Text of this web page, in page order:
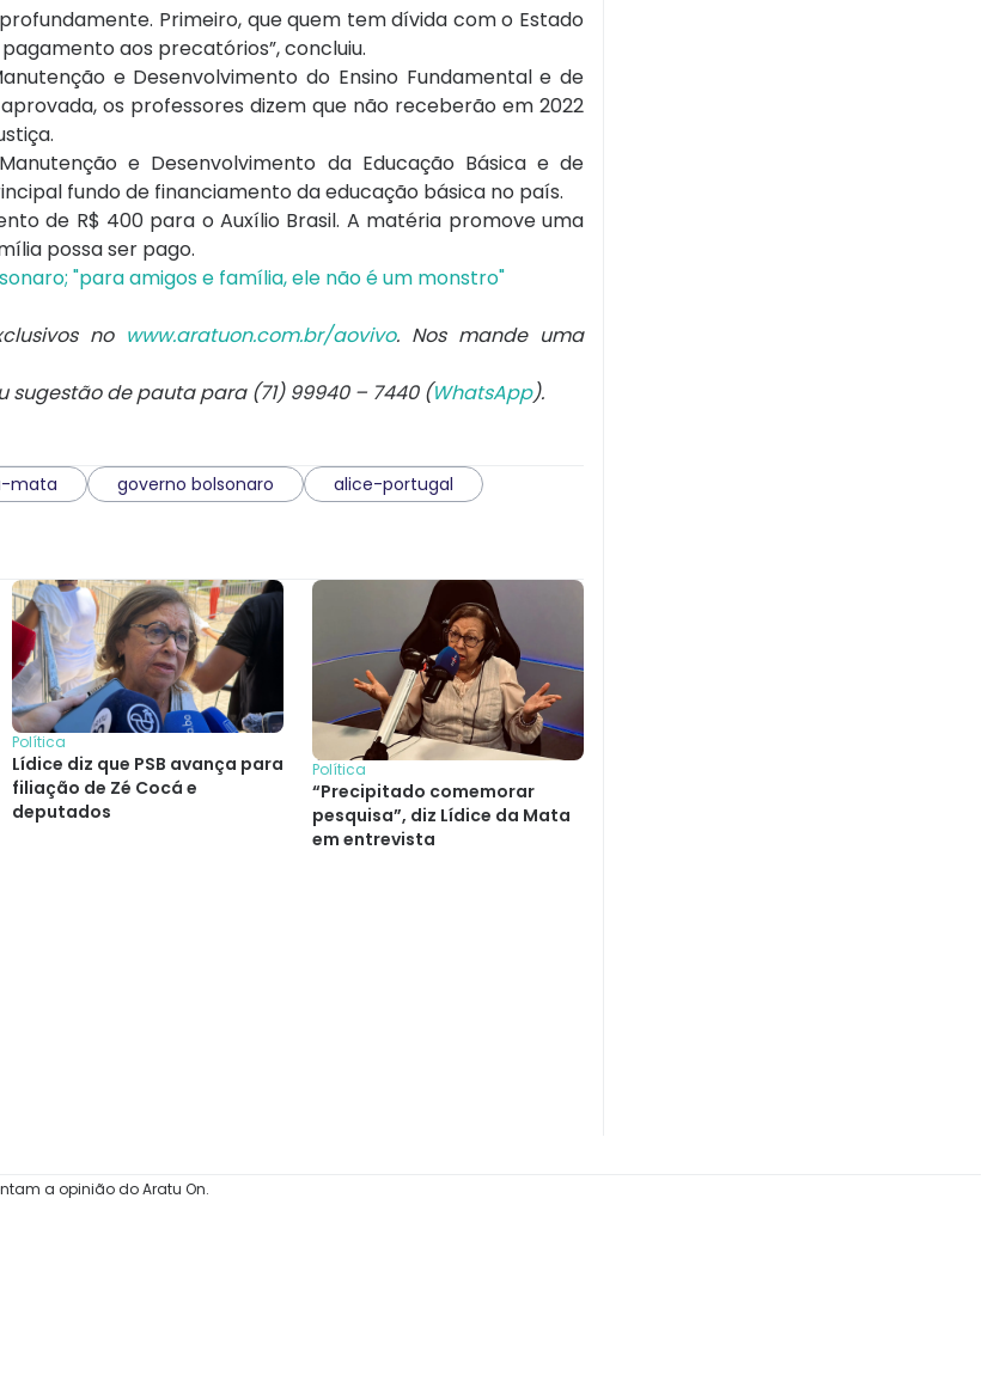
Primeiro, que quem tem dívida com o Estado
aos precatórios”, concluiu.
e Desenvolvimento do Ensino Fundamental e de
os professores dizem que não receberão em 2022
e Desenvolvimento da Educação Básica e de
fundo de financiamento da educação básica no país.
de R$ 400 para o Auxílio Brasil. A matéria promove uma
possa ser pago.
"para amigos e família, ele não é um monstro"
no www.aratuon.com.br/aovivo. Nos mande uma
sugestão de pauta para (71) 99940 – 7440 (WhatsApp).
mata governo bolsonaro alice-portugal
Política
Lídice diz que PSB avança para
filiação de Zé Cocá e
deputados
Política
“Precipitado comemorar
pesquisa”, diz Lídice da Mata
em entrevista
a opinião do Aratu On.